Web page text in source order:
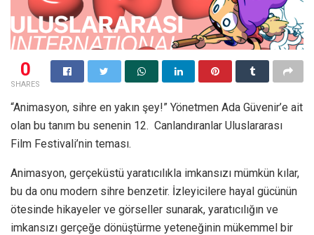
0
SHARES
“Animasyon, sihre en yakın şey!” Yönetmen Ada Güvenir’e ait
olan bu tanım bu senenin 12. Canlandıranlar Uluslararası
Film Festivali’nin teması.
Animasyon, gerçeküstü yaratıcılıkla imkansızı mümkün kılar,
bu da onu modern sihre benzetir. İzleyicilere hayal gücünün
ötesinde hikayeler ve görseller sunarak, yaratıcılığın ve
imkansızı gerçeğe dönüştürme yeteneğinin mükemmel bir